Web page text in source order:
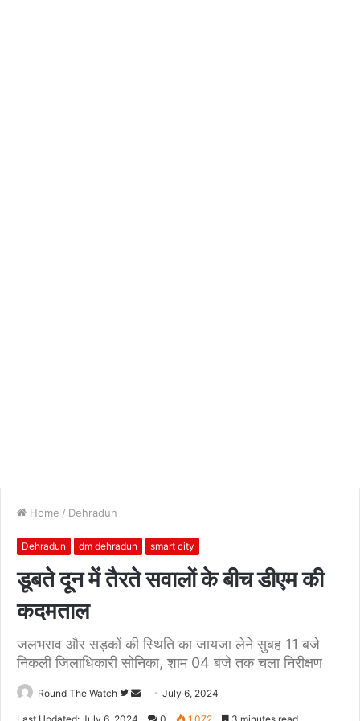
Home / Dehradun
Dehradun dm dehradun smart city
डूबते दून में तैरते सवालों के बीच डीएम की
कदमताल
जलभराव और सड़कों की स्थिति का जायजा लेने सुबह 11 बजे
निकली जिलाधिकारी सोनिका, शाम 04 बजे तक चला निरीक्षण
Round The Watch
Follow
Send
an
July 6, 2024